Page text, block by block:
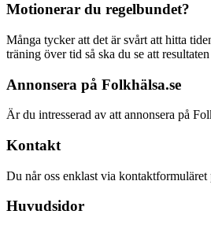
Motionerar du regelbundet?
Många tycker att det är svårt att hitta
träning över tid så ska du se att
Annonsera på Folkhälsa.se
Är du intresserad av att annonsera på
Kontakt
Du når oss enklast via kontaktformuläret
Huvudsidor